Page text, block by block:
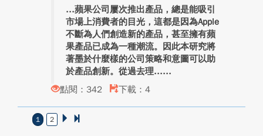
蘋果公司屢次推出產品，總是能吸引
市場上消費者的目光，這都是因為Apple
不斷為人們創造新的產品，甚至擁有蘋
果產品已成為一種潮流。因此本研究將
著墨於什麼樣的公司策略和意圖可以助
於產品創新。從過去理...
點閱：342
下載：4
1 2